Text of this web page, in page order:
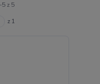
z 5
z 1